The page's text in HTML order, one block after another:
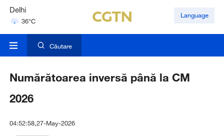
Delhi
36°C
Hyderabad
Language
Căutare
Numărătoarea inversă până la CM
2026
04:52:58,27-May-2026